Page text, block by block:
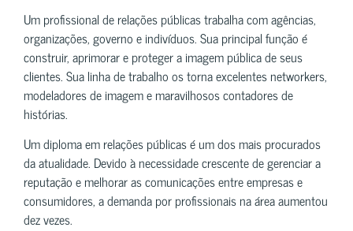
Um profissional de relações públicas trabalha com agências,
organizações, governo e indivíduos. Sua principal função é
construir, aprimorar e proteger a imagem pública de seus
clientes. Sua linha de trabalho os torna excelentes networkers,
modeladores de imagem e maravilhosos contadores de
histórias.
Um diploma em relações públicas é um dos mais procurados
da atualidade. Devido à necessidade crescente de gerenciar a
reputação e melhorar as comunicações entre empresas e
consumidores, a demanda por profissionais na área aumentou
dez vezes.